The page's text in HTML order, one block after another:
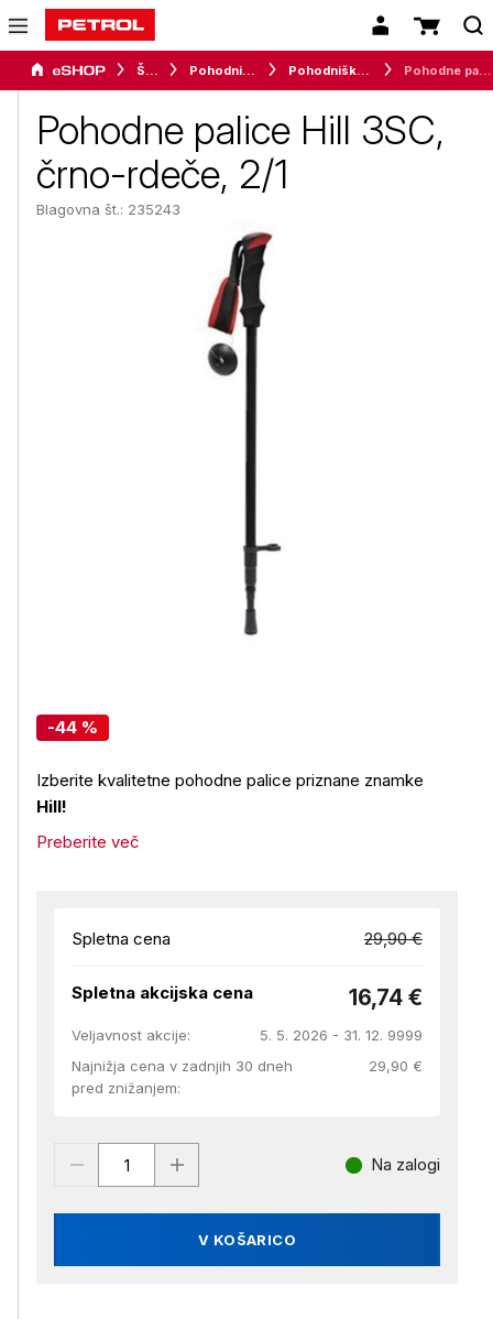
Šport Pohodništvo Pohodniške palice
Pohodne palice Hill 3SC,
črno-rdeče, 2/1
Blagovna št.: 235243
-44 %
Izberite kvalitetne pohodne palice priznane znamke
Hill!
Preberite več
Spletna cena 29,90 €
Spletna akcijska cena 16,74 €
Veljavnost akcije:
5. 5. 2026 - 31. 12. 9999
Najnižja cena v zadnjih 30 dneh
pred znižanjem:
29,90 €
V KOŠARICO
Na zalogi